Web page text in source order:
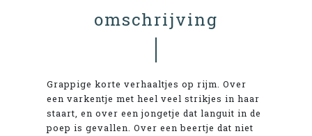
omschrijving
Grappige korte verhaaltjes op rijm. Over
een varkentje met heel veel strikjes in haar
staart, en over een jongetje dat languit in de
poep is gevallen. Over een beertje dat niet